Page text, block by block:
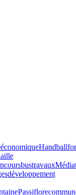
économiqueHandball
coursbustravaux
développement
Passiflore